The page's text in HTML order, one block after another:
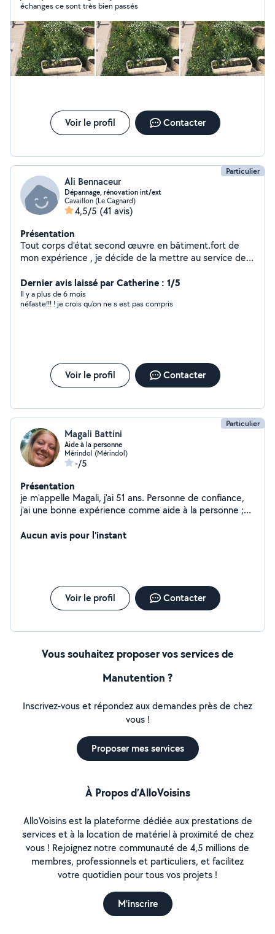
échanges ce sont très bien passés
Voir le profil Contacter
Particulier
Ali Bennaceur
Dépannage, rénovation int/ext
Cavaillon (Le Cagnard)
4,5/5 (41 avis)
Présentation
Tout corps d'état second œuvre en bâtiment.fort de
mon expérience , je décide de la mettre au service de
besoins avec toutes les normes de qualité ,sécurité et
sans oublier le respect du travail bien fait.
Dernier avis laissé par Catherine : 1/5
Il y a plus de 6 mois
néfaste!!! ! je crois qu'on ne s est pas compris
Voir le profil Contacter
Particulier
Magali Battini
Aide à la personne
Mérindol (Mérindol)
-/5
Présentation
je m'appelle Magali, j'ai 51 ans. Personne de confiance,
j'ai une bonne expérience comme aide à la personne ;
nombreuses années, et j'ai également une bonne
travaux de jardinage, karcher), pour garder vos enfants
mais également pour une aide administrative. je suis
mobile, ponctuelle, consciencieuse et attentionnée.
Aucun avis pour l'instant
Voir le profil Contacter
Vous souhaitez proposer vos services de
Manutention ?
Inscrivez-vous et répondez aux demandes près de chez
vous !
Proposer mes services
À Propos d’AlloVoisins
AlloVoisins est la plateforme dédiée aux prestations de
services et à la location de matériel à proximité de chez
vous ! Rejoignez notre communauté de 4,5 millions de
membres, professionnels et particuliers, et facilitez
votre quotidien pour tous vos projets !
M'inscrire